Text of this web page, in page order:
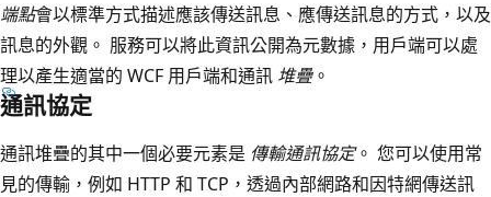
端點會以標準方式描述應該傳送訊息、應傳送訊息的方式，以及
訊息的外觀。 服務可以將此資訊公開為元數據，用戶端可以處
理以產生適當的 WCF 用戶端和通訊 堆疊。
通訊協定
通訊堆疊的其中一個必要元素是 傳輸通訊協定。 您可以使用常
見的傳輸，例如 HTTP 和 TCP，透過內部網路和因特網傳送訊